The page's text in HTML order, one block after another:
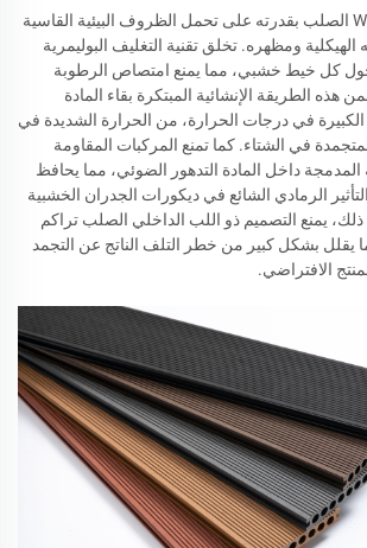
يتميز ديكور جدران WPC الصلب بقدرته على تحمل الظروف البيئية القاسية
ومظهره. تخلق تقنية التغليف البوليمرية
حول كل خيط خشبي، مما يمنع امتصاص الرطوبة
هذه الطريقة الإنشائية المبتكرة بقاء المادة
في درجات الحرارة، من الحرارة الشديدة في
في الشتاء. كما تمنع المركبات المقاومة
داخل المادة التدهور الضوئي، مما يحافظ
الرمادي الشائع في ديكورات الجدران الخشبية
ذلك، يمنع التصميم ذو اللب الداخلي الصلب تراكم
يقلل بشكل كبير من خطر التلف الناتج عن التجمد
الافتراضي.